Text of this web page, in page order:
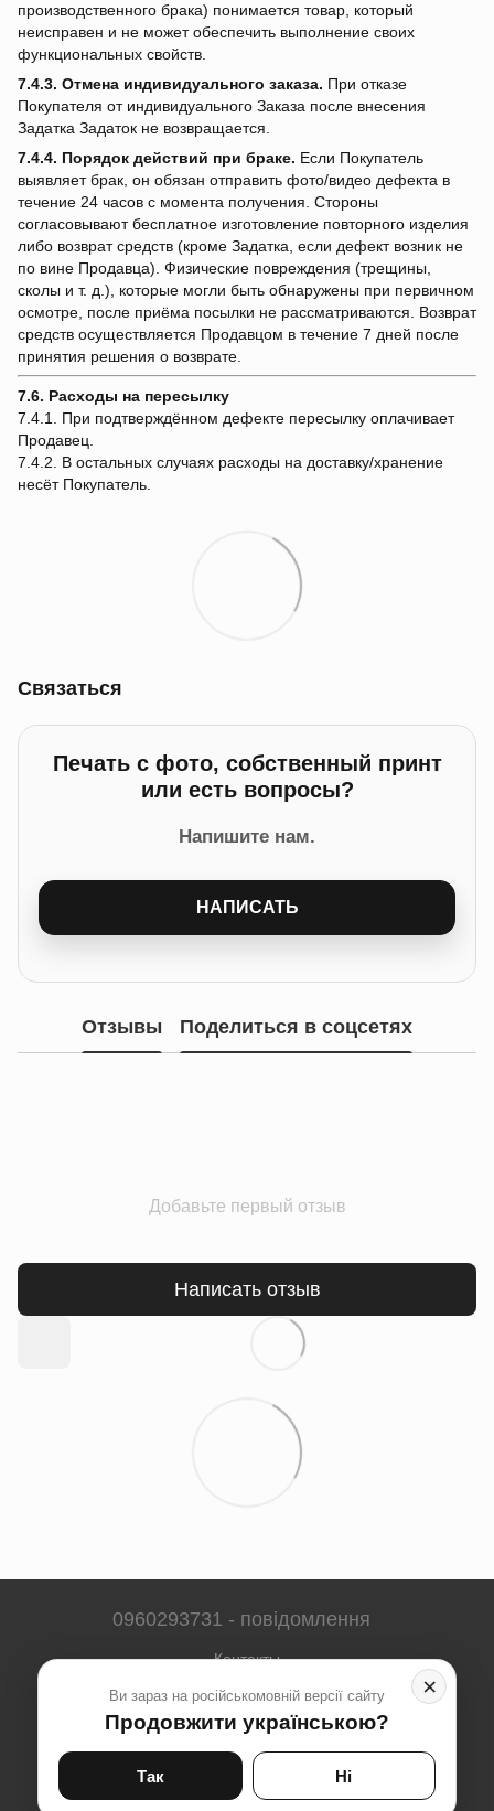
производственного брака) понимается товар, который
неисправен и не может обеспечить выполнение своих
функциональных свойств.
7.4.3. Отмена индивидуального заказа. При отказе
Покупателя от индивидуального Заказа после внесения
Задатка Задаток не возвращается.
7.4.4. Порядок действий при браке. Если Покупатель
выявляет брак, он обязан отправить фото/видео дефекта в
течение 24 часов с момента получения. Стороны
согласовывают бесплатное изготовление повторного изделия
либо возврат средств (кроме Задатка, если дефект возник не
по вине Продавца). Физические повреждения (трещины,
сколы и т. д.), которые могли быть обнаружены при первичном
осмотре, после приёма посылки не рассматриваются. Возврат
средств осуществляется Продавцом в течение 7 дней после
принятия решения о возврате.
7.6. Расходы на пересылку
7.4.1. При подтверждённом дефекте пересылку оплачивает
Продавец.
7.4.2. В остальных случаях расходы на доставку/хранение
несёт Покупатель.
Связаться
Печать с фото, собственный принт
или есть вопросы?
Напишите нам.
НАПИСАТЬ
Отзывы Поделиться в соцсетях
Добавьте первый отзыв
Написать отзыв
0960293731 - повідомлення
Контакты
Полная версия сайта
Карта сайта
×
Ви зараз на російськомовній версії сайту
Продовжити українською?
Так Ні